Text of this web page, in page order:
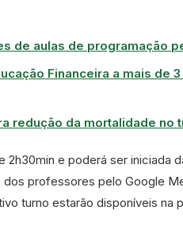
de aulas de programação
Financeira a mais de
redução da mortalidade no
2h30min e poderá ser iniciada
dos professores pelo Google
turno estarão disponíveis na